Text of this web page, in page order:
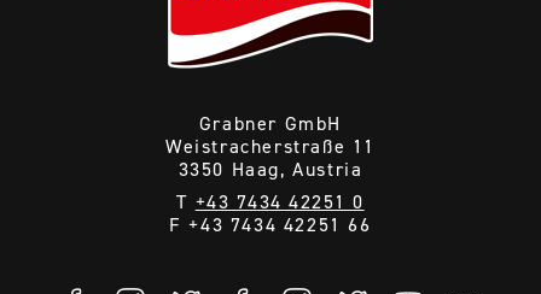
Grabner GmbH
Weistracherstraße 11
3350 Haag, Austria
T +43 7434 42251 0
F +43 7434 42251 66